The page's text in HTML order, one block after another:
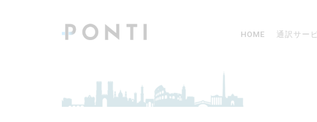
HOME 通訳サー